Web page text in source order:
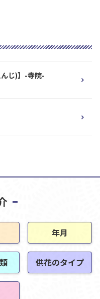
じ)】-寺院-
年月
供花のタイプ